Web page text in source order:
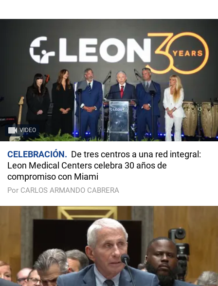
VIDEO
CELEBRACIÓN
De tres centros a una red integral:
Leon Medical Centers celebra 30 años de
compromiso con Miami
Por CARLOS ARMANDO CABRERA